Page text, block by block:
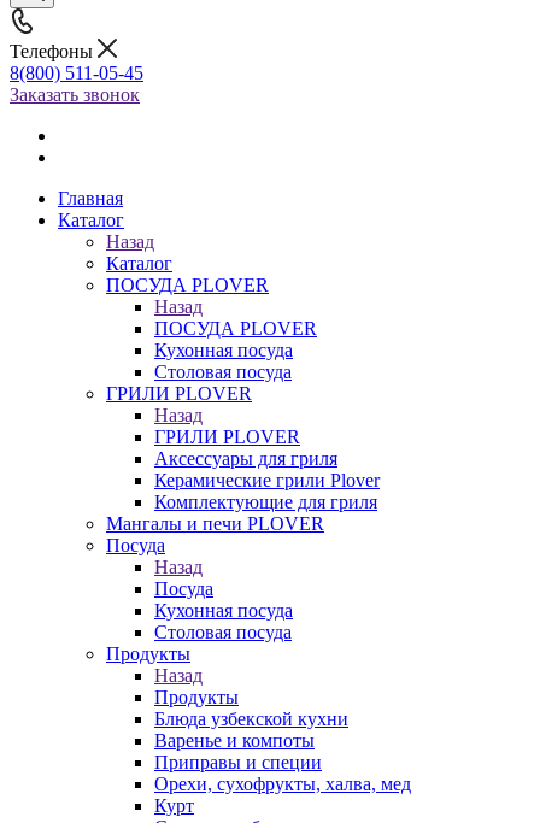
Телефоны
8(800) 511-05-45
Заказать звонок
Главная
Каталог
Назад
Каталог
ПОСУДА PLOVER
Назад
ПОСУДА PLOVER
Кухонная посуда
Столовая посуда
ГРИЛИ PLOVER
Назад
ГРИЛИ PLOVER
Аксессуары для гриля
Керамические грили Plover
Комплектующие для гриля
Мангалы и печи PLOVER
Посуда
Назад
Посуда
Кухонная посуда
Столовая посуда
Продукты
Назад
Продукты
Блюда узбекской кухни
Варенье и компоты
Приправы и специи
Орехи, сухофрукты, халва, мед
Курт